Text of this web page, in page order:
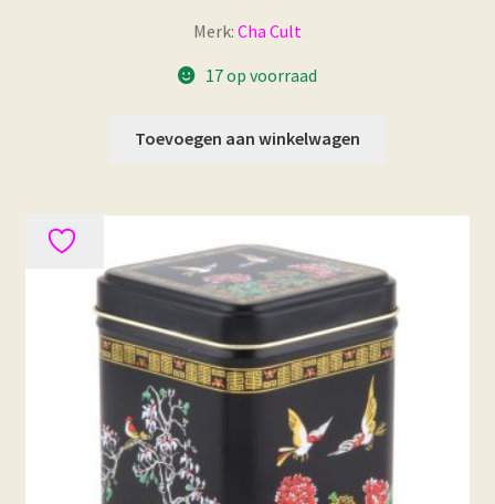
Merk: Cha Cult
17 op voorraad
Toevoegen aan winkelwagen